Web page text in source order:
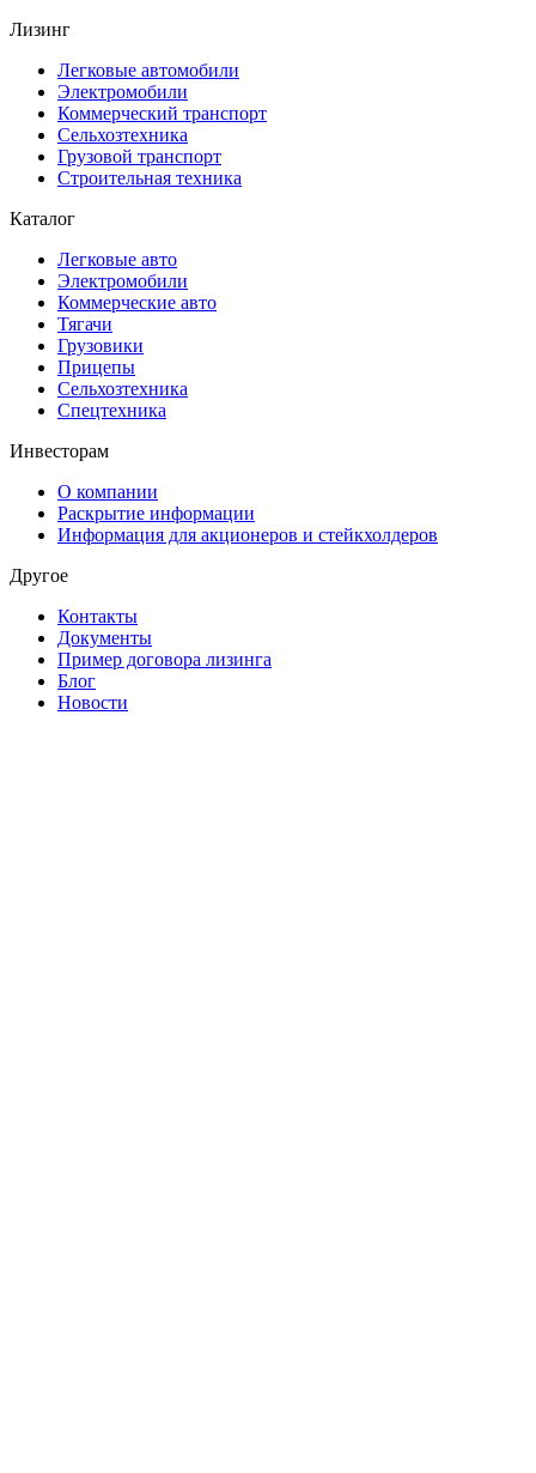
Лизинг
Легковые автомобили
Электромобили
Коммерческий транспорт
Сельхозтехника
Грузовой транспорт
Строительная техника
Каталог
Легковые авто
Электромобили
Коммерческие авто
Тягачи
Грузовики
Прицепы
Сельхозтехника
Спецтехника
Инвесторам
О компании
Раскрытие информации
Информация для акционеров и стейкхолдеров
Другое
Контакты
Документы
Пример договора лизинга
Блог
Новости